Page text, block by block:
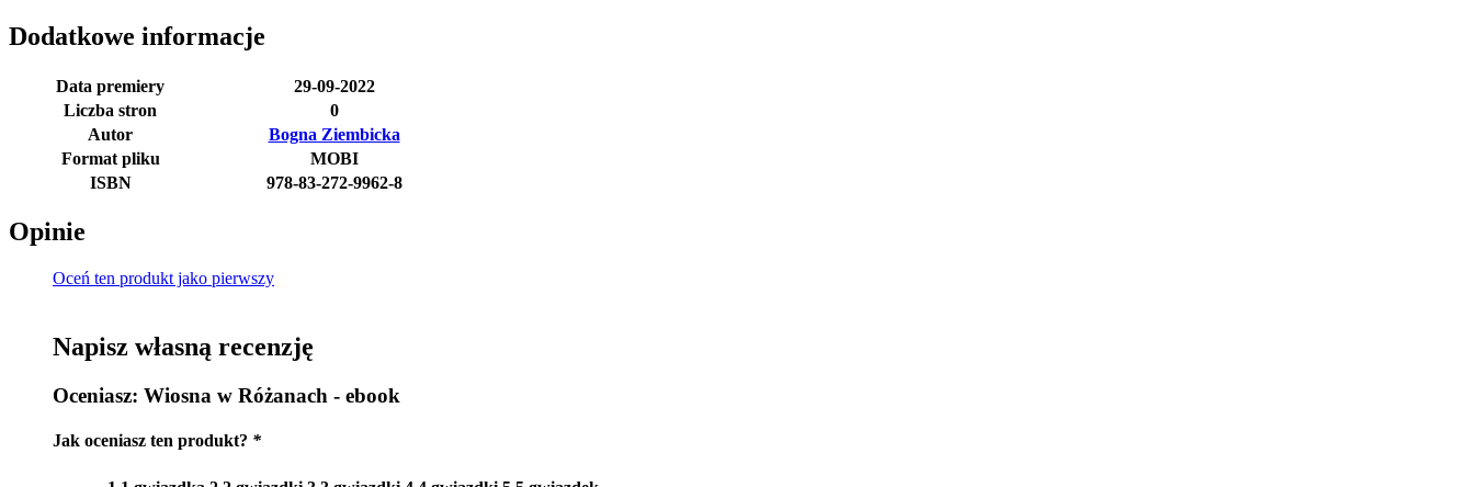
Dodatkowe informacje
Data premiery
29-09-2022
Liczba stron
0
Autor
Bogna Ziembicka
Format pliku
MOBI
ISBN
978-83-272-9962-8
Opinie
Oceń ten produkt jako pierwszy
Napisz własną recenzję
Oceniasz: Wiosna w Różanach - ebook
Jak oceniasz ten produkt? *